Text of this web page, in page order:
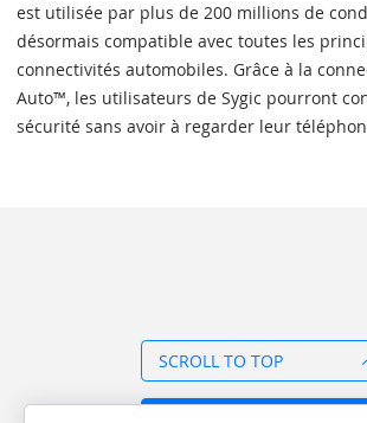
est utilisée par plus de 200 millions de
désormais compatible avec toutes les
connectivités automobiles. Grâce à la
Auto™, les utilisateurs de Sygic pourront
sécurité sans avoir à regarder leur
SCROLL TO TOP